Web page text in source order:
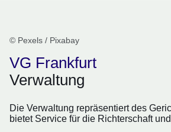
© Pexels / Pixabay
VG Frankfurt
Verwaltung
Die Verwaltung repräsentiert des
bietet Service für die Richterschaft